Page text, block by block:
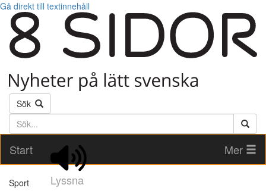
Gå direkt till textinnehåll
Sök
Söktext
Start
Lyssna
Mer
Sport